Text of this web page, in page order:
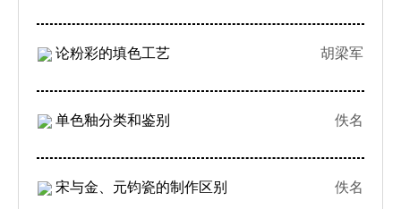
论粉彩的填色工艺 胡梁军
单色釉分类和鉴别 佚名
宋与金、元钧瓷的制作区别 佚名